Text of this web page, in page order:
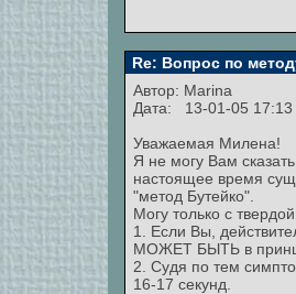
Re: Вопрос по
Автор: Marina
Дата: 13-01-05 17:13
Уважаемая Милена!
Я не могу Вам
настоящее время
"метод Бутейко".
Могу только с
1. Если Вы,
МОЖЕТ БЫТЬ в
2. Судя по тем
16-17 секунд.